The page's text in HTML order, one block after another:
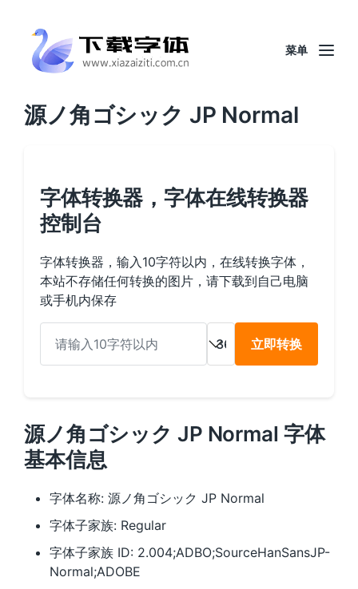
菜单
源ノ角ゴシック JP Normal
字体转换器，字体在线转换器
控制台
字体转换器，输入10字符以内，在线转换字体，
本站不存储任何转换的图片，请下载到自己电脑
或手机内保存
立即转换
源ノ角ゴシック JP Normal 字体
基本信息
字体名称: 源ノ角ゴシック JP Normal
字体子家族: Regular
字体子家族 ID: 2.004;ADBO;SourceHanSansJP-
Normal;ADOBE